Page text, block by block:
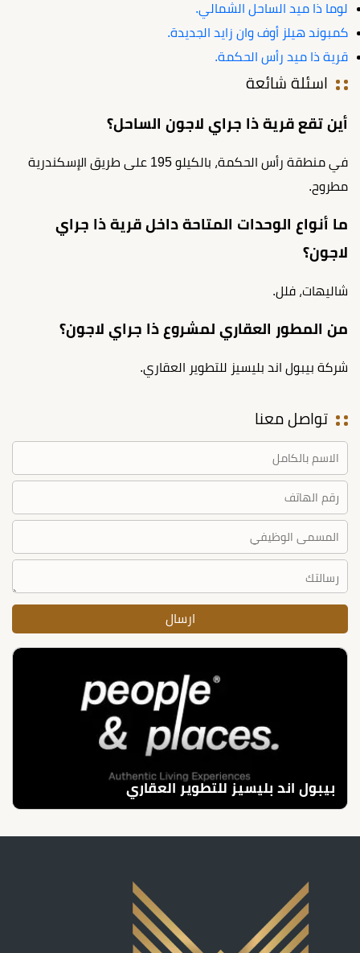
لوما ذا ميد الساحل الشمالي.
كمبوند هيلز أوف وان زايد الجديدة.
قرية ذا ميد رأس الحكمة.
اسئلة شائعة
أين تقع قرية ذا جراي لاجون الساحل؟
في منطقة رأس الحكمة، بالكيلو 195 على طريق الإسكندرية
مطروح.
ما أنواع الوحدات المتاحة داخل قرية ذا جراي
لاجون؟
شاليهات، فلل.
من المطور العقاري لمشروع ذا جراي لاجون؟
شركة بيبول اند بليسيز للتطوير العقاري.
تواصل معنا
بيبول اند بليسيز للتطوير العقاري